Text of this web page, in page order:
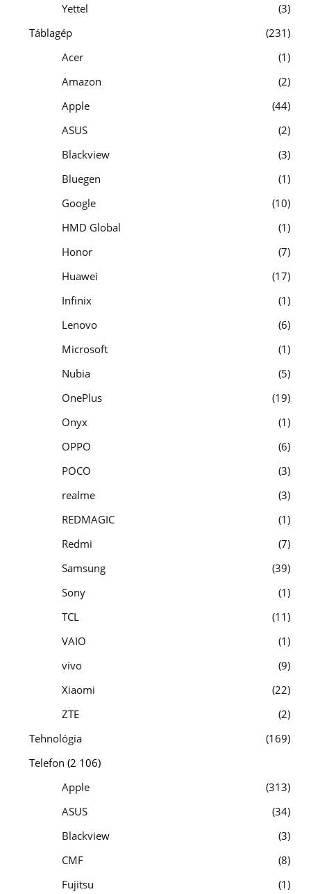
Yettel
3
Táblagép
231
Acer
1
Amazon
2
Apple
44
ASUS
2
Blackview
3
Bluegen
1
Google
10
HMD Global
1
Honor
7
Huawei
17
Infinix
1
Lenovo
6
Microsoft
1
Nubia
5
OnePlus
19
Onyx
1
OPPO
6
POCO
3
realme
3
REDMAGIC
1
Redmi
7
Samsung
39
Sony
1
TCL
11
VAIO
1
vivo
9
Xiaomi
22
ZTE
2
Tehnológia
169
Telefon (2 106)
Apple
313
ASUS
34
Blackview
3
CMF
8
Fujitsu
1